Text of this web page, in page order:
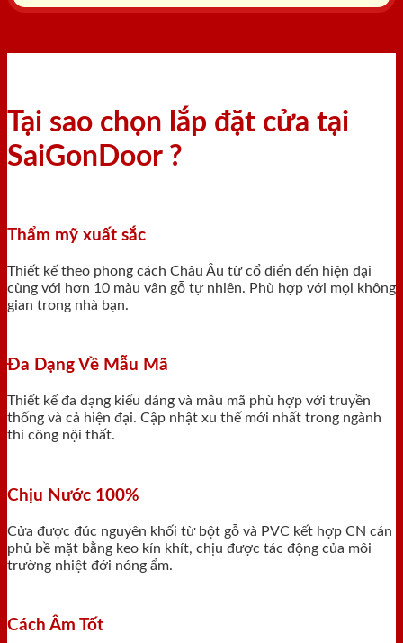
Tại sao chọn lắp đặt cửa tại
SaiGonDoor ?
Thẩm mỹ xuất sắc
Thiết kế theo phong cách Châu Âu từ cổ điển đến hiện đại
cùng với hơn 10 màu vân gỗ tự nhiên. Phù hợp với mọi không
gian trong nhà bạn.
Đa Dạng Về Mẫu Mã
Thiết kế đa dạng kiểu dáng và mẫu mã phù hợp với truyền
thống và cả hiện đại. Cập nhật xu thế mới nhất trong ngành
thi công nội thất.
Chịu Nước 100%
Cửa được đúc nguyên khối từ bột gỗ và PVC kết hợp CN cán
phủ bề mặt bằng keo kín khít, chịu được tác động của môi
trường nhiệt đới nóng ẩm.
Cách Âm Tốt